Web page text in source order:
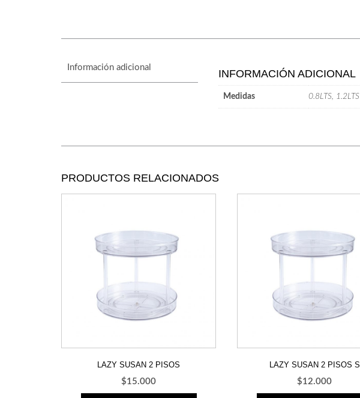
Información adicional INFORMACIÓN ADICIONAL
Medidas 0.8LTS, 1.2LTS
PRODUCTOS RELACIONADOS
LAZY SUSAN 2 PISOS
$15.000
LAZY SUSAN 2 PISOS S
$12.000